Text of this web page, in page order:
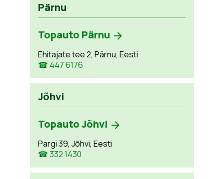
Pärnu
Topauto Pärnu
Ehitajate tee 2, Pärnu, Eesti
☎ 447 6176
Jõhvi
Topauto Jõhvi
Pargi 39, Jõhvi, Eesti
☎ 332 1430